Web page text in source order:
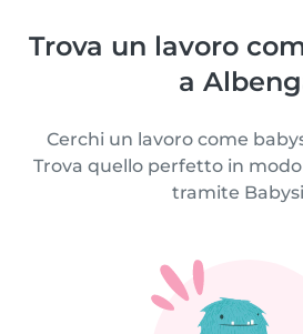
Trova un lavoro
a
Cerchi un lavoro come
Trova quello perfetto in
tramite